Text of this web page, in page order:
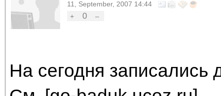
11, September, 2007 14:44
+
0 –
На сегодня записались